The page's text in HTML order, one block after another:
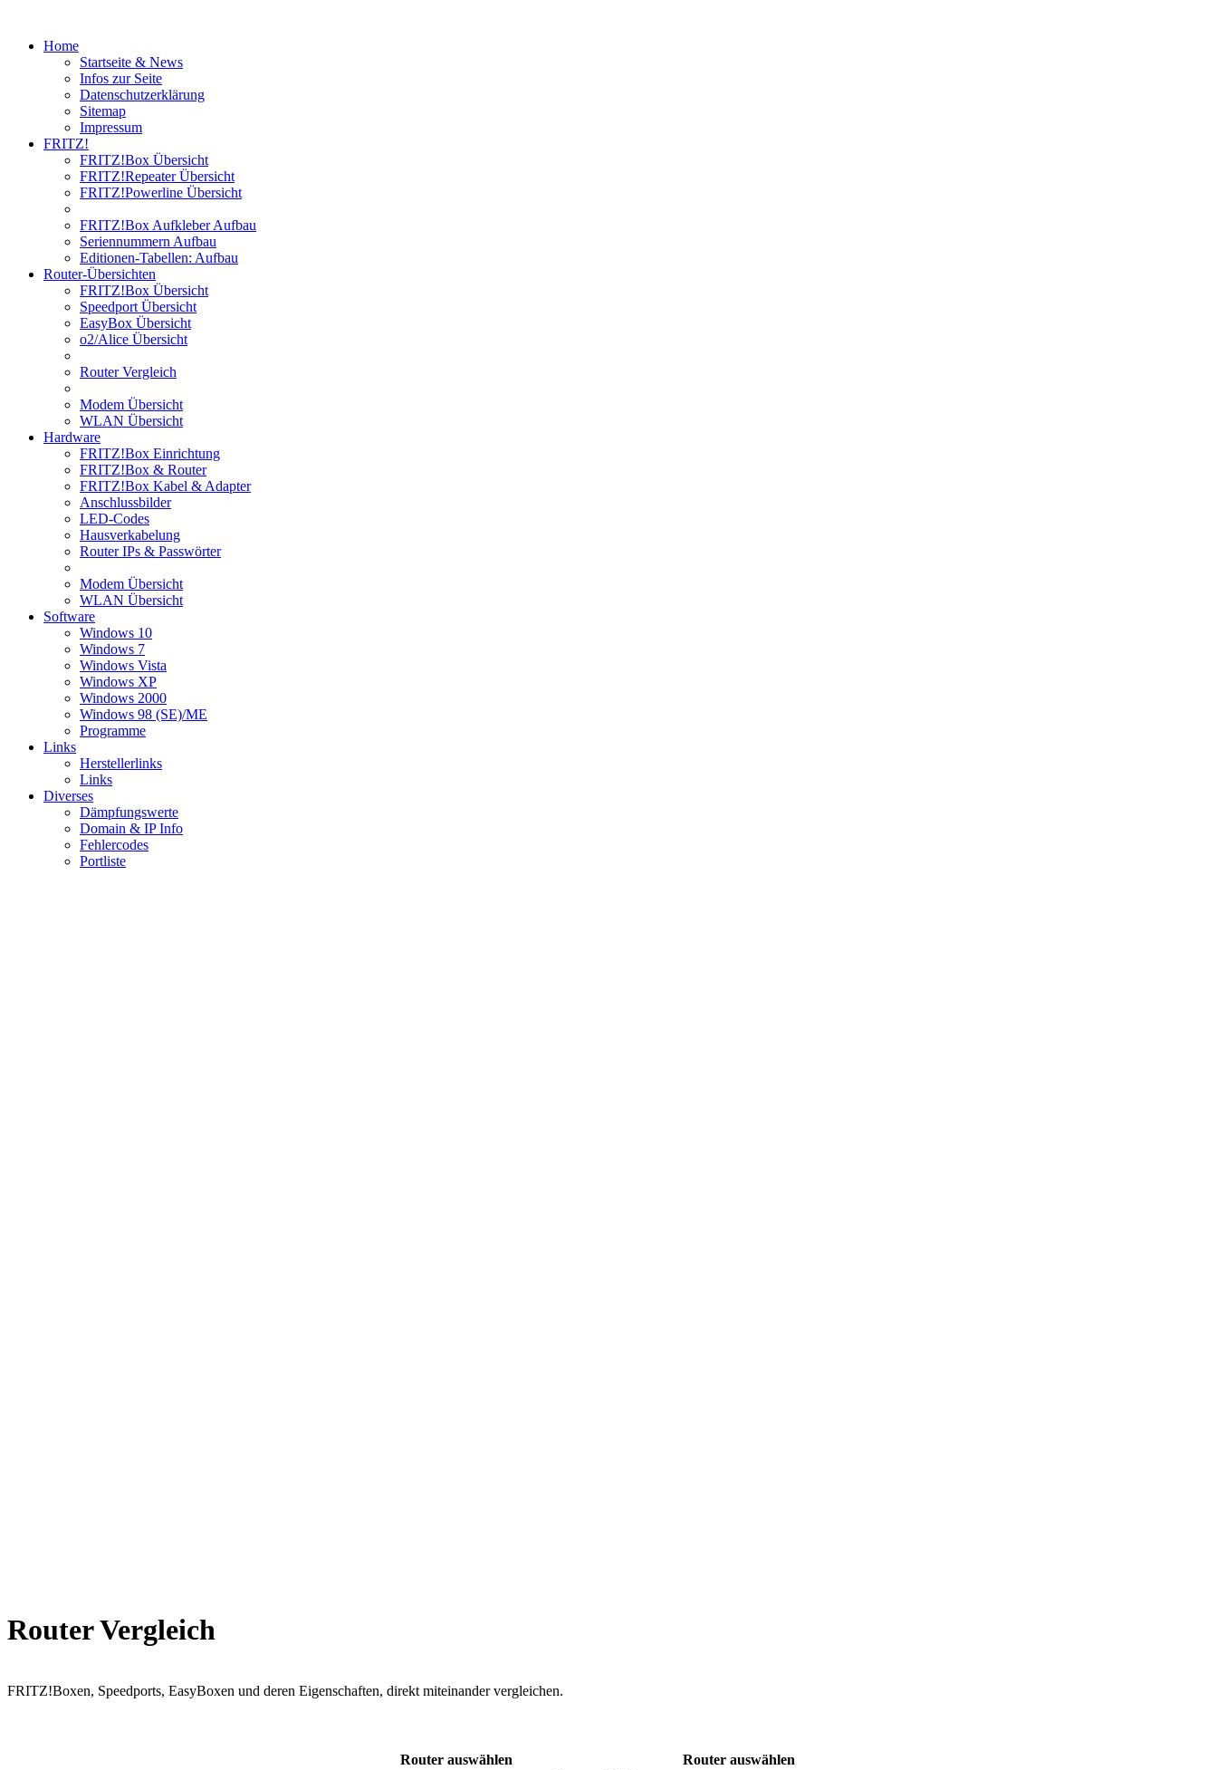
Home
Startseite & News
Infos zur Seite
Datenschutzerklärung
Sitemap
Impressum
FRITZ!
FRITZ!Box Übersicht
FRITZ!Repeater Übersicht
FRITZ!Powerline Übersicht
FRITZ!Box Aufkleber Aufbau
Seriennummern Aufbau
Editionen-Tabellen: Aufbau
Router-Übersichten
FRITZ!Box Übersicht
Speedport Übersicht
EasyBox Übersicht
o2/Alice Übersicht
Router Vergleich
Modem Übersicht
WLAN Übersicht
Hardware
FRITZ!Box Einrichtung
FRITZ!Box & Router
FRITZ!Box Kabel & Adapter
Anschlussbilder
LED-Codes
Hausverkabelung
Router IPs & Passwörter
Modem Übersicht
WLAN Übersicht
Software
Windows 10
Windows 7
Windows Vista
Windows XP
Windows 2000
Windows 98 (SE)/ME
Programme
Links
Herstellerlinks
Links
Diverses
Dämpfungswerte
Domain & IP Info
Fehlercodes
Portliste
Router Vergleich
FRITZ!Boxen, Speedports, EasyBoxen und deren Eigenschaften, direkt miteinander vergleichen.
Router auswählen
Router auswählen